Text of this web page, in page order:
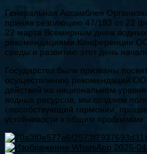
Генеральная Ассамблея
приняв резолюцию 47/193 от 22
22 марта Всемирным днем водных
рекомендациями Конференции
среды и развитию этот день
Государства были призваны
осуществлению рекомендаций
действий на национальном
водных ресурсов, мы создаем
способствующий гармонии,
устойчивости к общим проблемам.